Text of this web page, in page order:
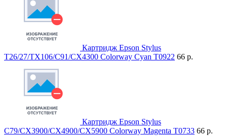
Картридж Epson Stylus
T26/27/TX106/C91/CX4300 Colorway Cyan T0922 66 р.
Картридж Epson Stylus
C79/CX3900/CX4900/CX5900 Colorway Magenta T0733 66 р.